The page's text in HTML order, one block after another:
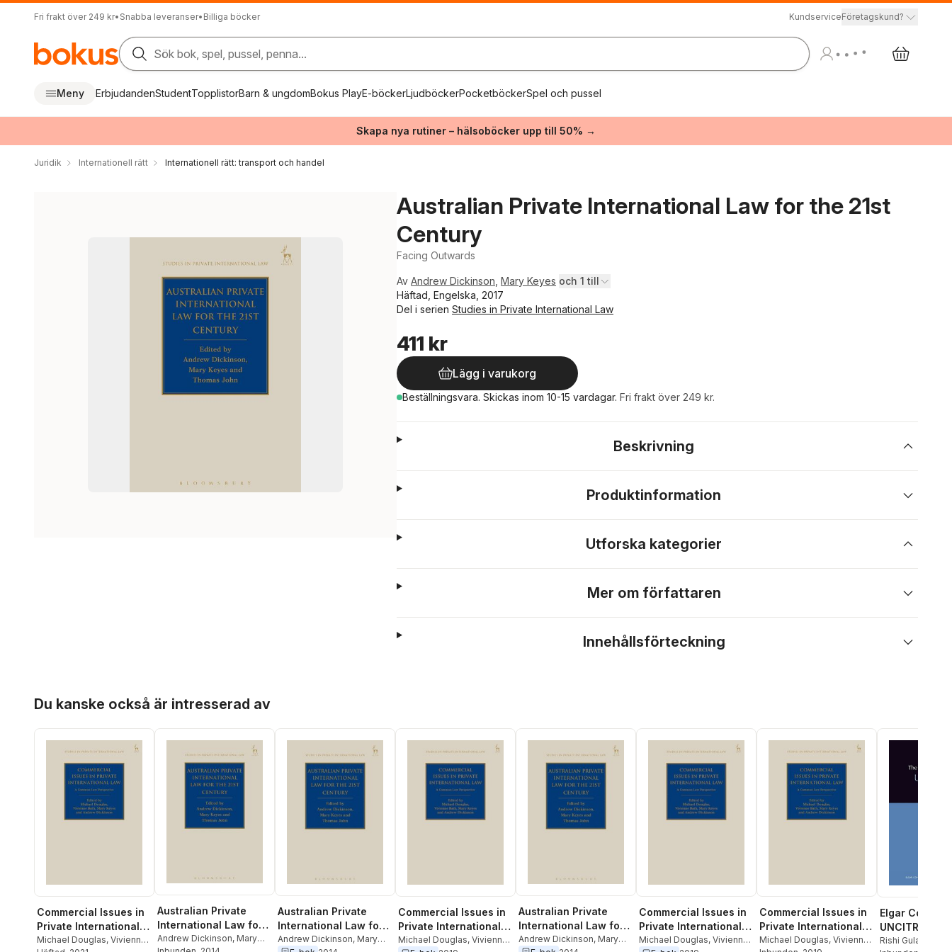
Fri frakt över 249 kr• Snabba leveranser• Billiga böcker KundserviceFöretagskund?
Sök bok, spel, pussel, penna...
Meny ErbjudandenStudentTopplistorBarn & ungdomBokus PlayE-böckerLjudböckerPocketböckerSpel och pussel
Skapa nya rutiner – hälsoböcker upp till 50% →
Juridik Internationell rätt Internationell rätt: transport och handel
Australian Private International Law for the 21st
Century
Facing Outwards
Av Andrew Dickinson Mary Keyes och 1 till
Häftad, Engelska, 2017
Del i serien Studies in Private International Law
411 kr
Lägg i varukorg
Beställningsvara. Skickas inom 10-15 vardagar. Fri frakt över 249 kr.
Beskrivning
Produktinformation
Utforska kategorier
Mer om författaren
Innehållsförteckning
Du kanske också är intresserad av
Commercial Issues in
Private International
Law
Michael Douglas, Vivienne
Australian Private
International Law for
the 21st Century
Andrew Dickinson, Mary
Australian Private
International Law for
the 21st Century
Andrew Dickinson, Mary
Commercial Issues in
Private International
Law
Michael Douglas, Vivienne
Australian Private
International Law for
the 21st Century
Andrew Dickinson, Mary
Commercial Issues in
Private International
Law
Michael Douglas, Vivienne
Commercial Issues in
Private International
Law
Michael Douglas, Vivienne
Elgar
UNCITRAL
Rishi Gulati